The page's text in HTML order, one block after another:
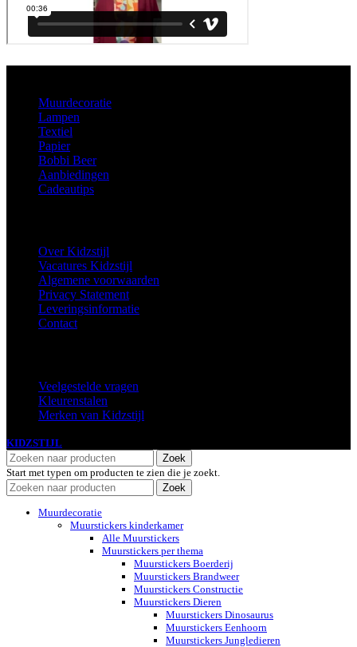
Muurdecoratie
Lampen
Textiel
Papier
Bobbi Beer
Aanbiedingen
Cadeautips
Over Kidzstijl
Vacatures Kidzstijl
Algemene voorwaarden
Privacy Statement
Leveringsinformatie
Contact
Veelgestelde vragen
Kleurenstalen
Merken van Kidzstijl
KIDZSTIJL
Zoek
Start met typen om producten te zien die je zoekt.
Zoek
Muurdecoratie
Muurstickers kinderkamer
Alle Muurstickers
Muurstickers per thema
Muurstickers Boerderij
Muurstickers Brandweer
Muurstickers Constructie
Muurstickers Dieren
Muurstickers Dinosaurus
Muurstickers Eenhoorn
Muurstickers Jungledieren